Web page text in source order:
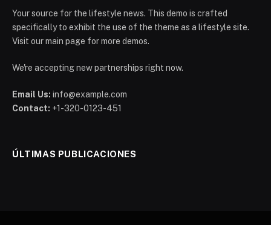
Your source for the lifestyle news. This demo is crafted
specifically to exhibit the use of the theme as a lifestyle site.
Visit our main page for more demos.
We're accepting new partnerships right now.
Email Us: info@example.com
Contact: +1-320-0123-451
ÚLTIMAS PUBLICACIONES